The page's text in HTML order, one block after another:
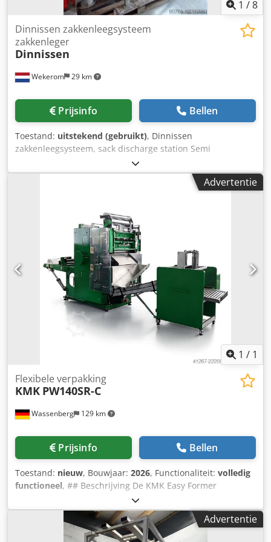
1 /8
Wekerom 29 km
Dinnissen zakkenleegsysteem
zakkenleger
Dinnissen
Prijsinfo Bellen
Toestand: uitstekend (gebruikt), Dinnissen
zakkenleegsysteem, sack discharge station Semi
automatische machine Geheel RVS V.v. lege zakkenpers
V.v. verdeelschroef links rechts Dcodpfx Agozhkz Eolsk V.v.
DCE Donaldson stofafzuiger Nette complete machineAdvertentie
1 / 1
Wassenberg 129 km
Flexibele verpakking
KMK PW140SR-C
Prijsinfo Bellen
Toestand: nieuw, Bouwjaar: 2026, Functionaliteit: volledig
functioneel, ## Beschrijving De KMK Easy Former
PW140SR-C is een volautomatische rollenaanvoermachine
voor de productie van kartonnen borden, schalen en trays.
Dankzij zijn moderne, volledig elektrische servo-
aandrijfsysteem biedt hij een hoge productiecapaciteit,
Advertentie